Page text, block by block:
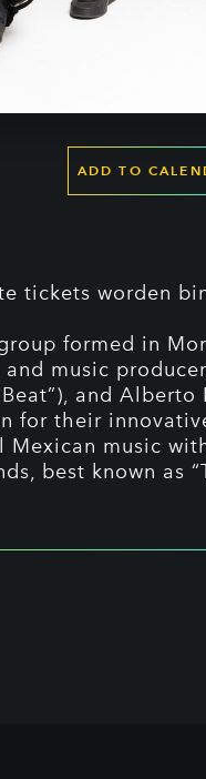
ADD TO
tickets worden
formed in
music
and Alberto
for their
music
best known as